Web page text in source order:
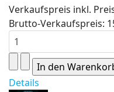
Verkaufspreis inkl.
Brutto-Verkaufspreis:
Details